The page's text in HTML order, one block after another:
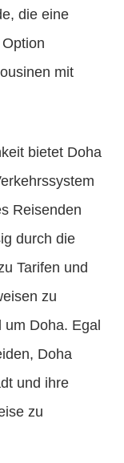
die eine
mit
bietet Doha
Reisenden
durch die
Tarifen und
zu
um Doha. Egal
Doha
und ihre
zu